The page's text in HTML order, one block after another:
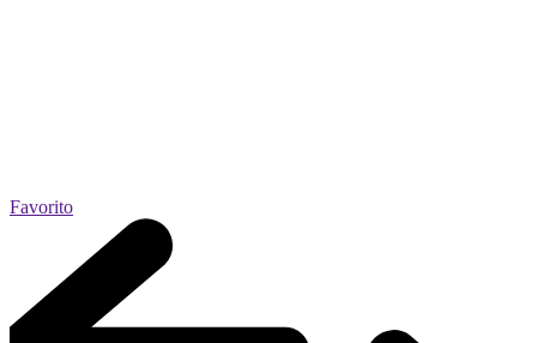
Favorito